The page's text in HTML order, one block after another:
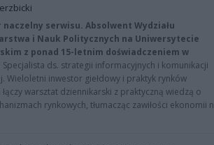
serwisu. Absolwent Wydziału
i Nauk Politycznych na Uniwersytecie
z ponad 15-letnim doświadczeniem w
Specjalista ds. strategii informacyjnych i komunikacji
Wieloletni inwestor giełdowy i praktyk rynków
warsztat dziennikarski z praktyczną wiedzą o
rynkowych, tłumacząc zawiłości ekonomii